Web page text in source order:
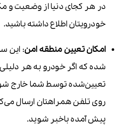
در هر کجای دنیا از وضعیت و
خودرویتان اطلاع داشته باشید.
امکان تعیین منطقه امن: این
شده که اگر خودرو به هر
تعیین‌شده توسط شما خارج
روی تلفن همراهتان ارسال
پیش آمده باخبر شوید.